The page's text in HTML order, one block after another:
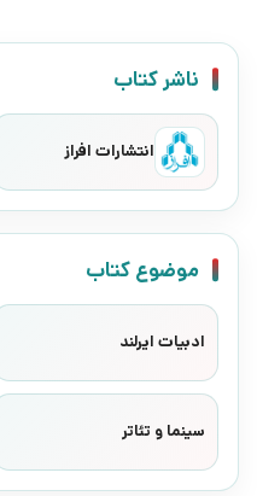
ناشر کتاب
انتشارات افراز
موضوع کتاب
ادبیات ایرلند
سینما و تئاتر